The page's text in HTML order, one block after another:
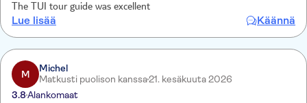
The TUI tour guide was excellent
Lue lisää Käännä
M
Michel
Matkusti puolison kanssa21. kesäkuuta 2026
3.8Alankomaat